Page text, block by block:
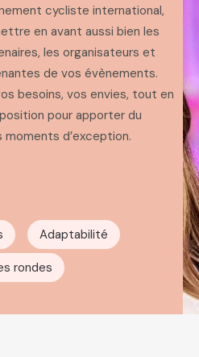
cycliste international,
en avant aussi bien les
les organisateurs et
de vos évènements.
besoins, vos envies, tout en
pour apporter du
moments d’exception.
Adaptabilité
rondes